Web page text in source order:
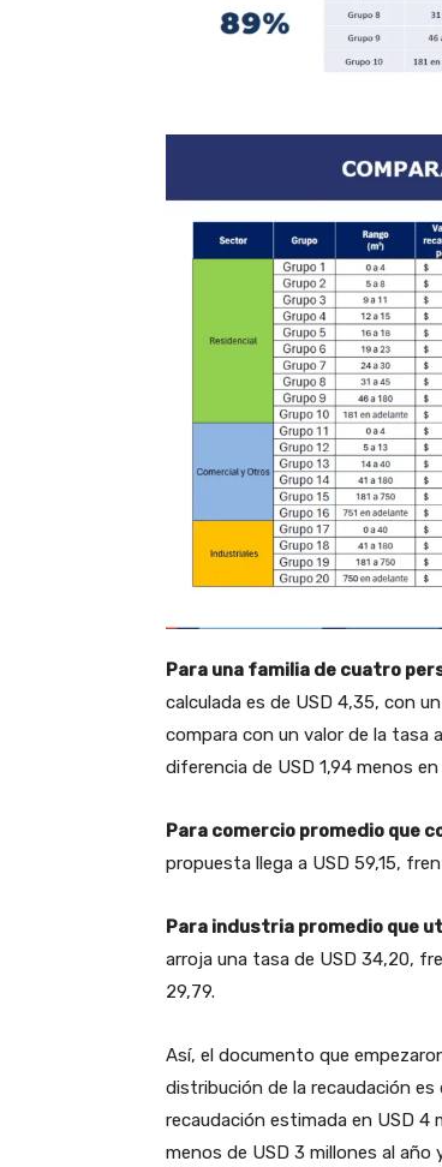
Para una familia de cuatro
calculada es de USD 4,35, con
compara con un valor de la tasa
diferencia de USD 1,94 menos
Para comercio promedio que
propuesta llega a USD 59,15,
Para industria promedio que
arroja una tasa de USD 34,20,
29,79.
Así, el documento que
distribución de la recaudación es
recaudación estimada en USD 4
menos de USD 3 millones al año